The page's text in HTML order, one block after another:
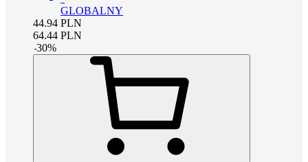
GLOBALNY
44.94 PLN
64.44 PLN
-30%